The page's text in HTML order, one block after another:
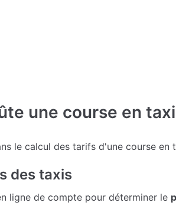
une course en
le calcul des tarifs d'une course en
des taxis
ligne de compte pour déterminer le